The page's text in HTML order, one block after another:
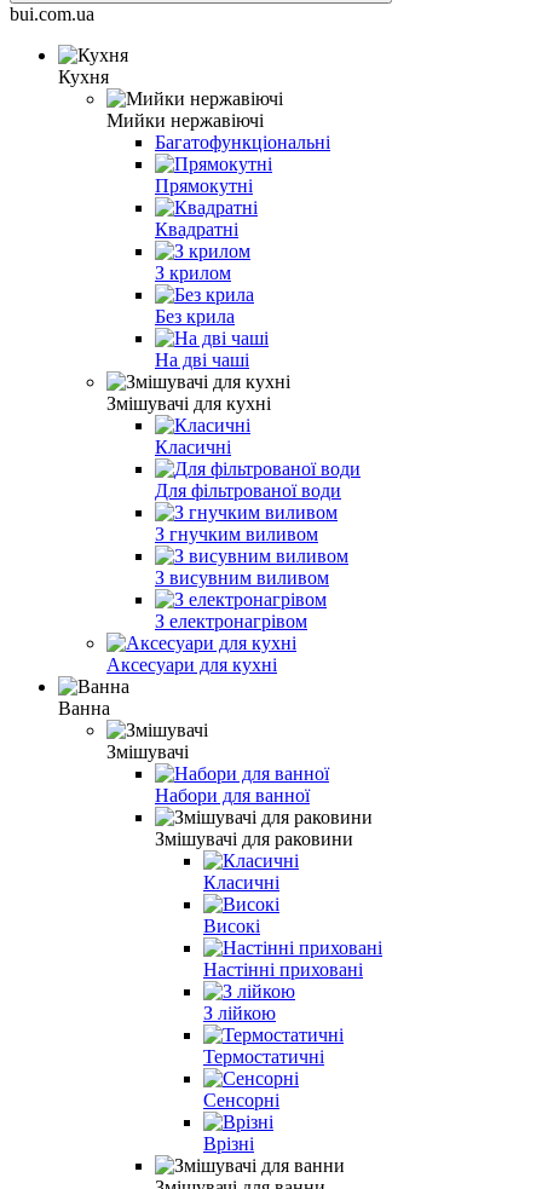
bui.com.ua
Кухня
Мийки нержавіючі
Багатофункціональні
Прямокутні
Квадратні
З крилом
Без крила
На дві чаші
Змішувачі для кухні
Класичні
Для фільтрованої води
З гнучким виливом
З висувним виливом
З електронагрівом
Аксесуари для кухні
Ванна
Змішувачі
Набори для ванної
Змішувачі для раковини
Класичні
Високі
Настінні приховані
З лійкою
Термостатичні
Сенсорні
Врізні